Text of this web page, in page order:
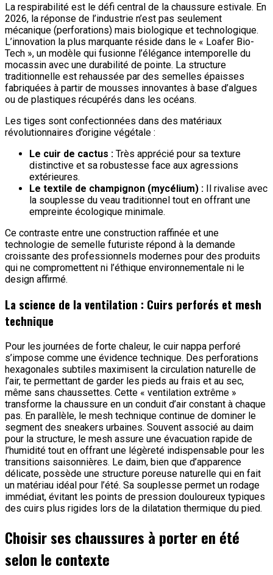
La respirabilité est le défi central de la chaussure estivale. En
2026, la réponse de l’industrie n’est pas seulement
mécanique (perforations) mais biologique et technologique.
L’innovation la plus marquante réside dans le « Loafer Bio-
Tech », un modèle qui fusionne l’élégance intemporelle du
mocassin avec une durabilité de pointe. La structure
traditionnelle est rehaussée par des semelles épaisses
fabriquées à partir de mousses innovantes à base d’algues
ou de plastiques récupérés dans les océans.
Les tiges sont confectionnées dans des matériaux
révolutionnaires d’origine végétale :
Le cuir de cactus : Très apprécié pour sa texture
distinctive et sa robustesse face aux agressions
extérieures.
Le textile de champignon (mycélium) : Il rivalise avec
la souplesse du veau traditionnel tout en offrant une
empreinte écologique minimale.
Ce contraste entre une construction raffinée et une
technologie de semelle futuriste répond à la demande
croissante des professionnels modernes pour des produits
qui ne compromettent ni l’éthique environnementale ni le
design affirmé.
La science de la ventilation : Cuirs perforés et mesh
technique
Pour les journées de forte chaleur, le cuir nappa perforé
s’impose comme une évidence technique. Des perforations
hexagonales subtiles maximisent la circulation naturelle de
l’air, te permettant de garder les pieds au frais et au sec,
même sans chaussettes. Cette « ventilation extrême »
transforme la chaussure en un conduit d’air constant à chaque
pas. En parallèle, le mesh technique continue de dominer le
segment des sneakers urbaines. Souvent associé au daim
pour la structure, le mesh assure une évacuation rapide de
l’humidité tout en offrant une légèreté indispensable pour les
transitions saisonnières. Le daim, bien que d’apparence
délicate, possède une structure poreuse naturelle qui en fait
un matériau idéal pour l’été. Sa souplesse permet un rodage
immédiat, évitant les points de pression douloureux typiques
des cuirs plus rigides lors de la dilatation thermique du pied.
Choisir ses chaussures à porter en été
selon le contexte